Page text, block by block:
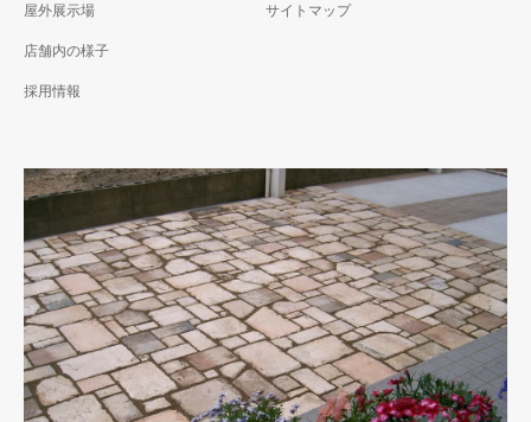
屋外展示場
店舗内の様子
採用情報
サイトマップ